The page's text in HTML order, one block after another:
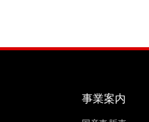
事業案内